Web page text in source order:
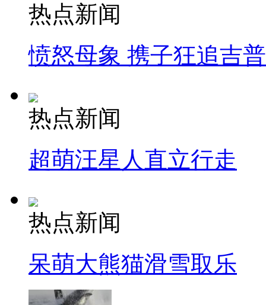
热点新闻
愤怒母象 携子狂追吉
热点新闻
超萌汪星人直立行走
热点新闻
呆萌大熊猫滑雪取乐